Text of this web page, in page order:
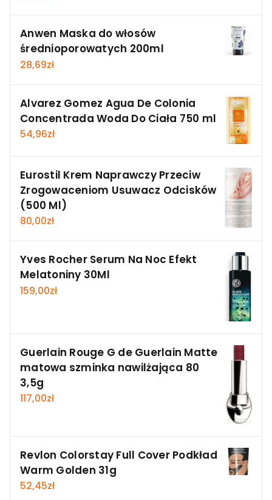
Anwen Maska do włosów
średnioporowatych 200ml
28,69zł
Alvarez Gomez Agua De Colonia
Concentrada Woda Do Ciała 750 ml
54,96zł
Eurostil Krem Naprawczy Przeciw
Zrogowaceniom Usuwacz Odcisków
(500 Ml)
80,00zł
Yves Rocher Serum Na Noc Efekt
Melatoniny 30Ml
159,00zł
Guerlain Rouge G de Guerlain Matte
matowa szminka nawilżająca 80
3,5g
117,00zł
Revlon Colorstay Full Cover Podkład
Warm Golden 31g
52,45zł